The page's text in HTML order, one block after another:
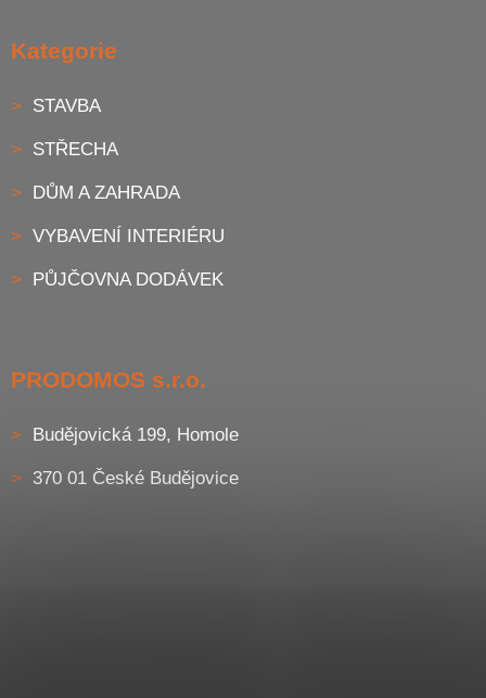
Kategorie
STAVBA
STŘECHA
DŮM A ZAHRADA
VYBAVENÍ INTERIÉRU
PŮJČOVNA DODÁVEK
PRODOMOS s.r.o.
Budějovická 199, Homole
370 01 České Budějovice